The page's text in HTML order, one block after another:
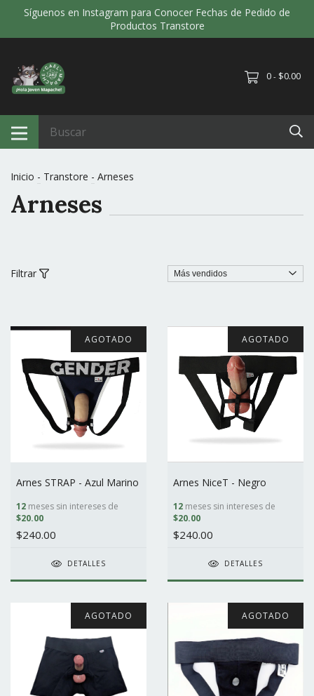
Síguenos en Instagram para Conocer Fechas de Pedido de
Productos Transtore
0 - $0.00
Inicio - Transtore - Arneses
Arneses
Filtrar
AGOTADO
Arnes STRAP - Azul Marino
12 meses sin intereses de
$20.00
$240.00
DETALLES
AGOTADO
Arnes NiceT - Negro
12 meses sin intereses de
$20.00
$240.00
DETALLES
AGOTADO AGOTADO